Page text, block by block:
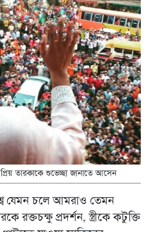
তারকাকে শুভেচ্ছা জানাতে আসেন
যেমন চলে আমরাও তেমন
রক্তচক্ষু প্রদর্শন, স্ত্রীকে কটুক্তি